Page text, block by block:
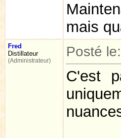
mais
Fred
Distillateur
(Administrateur)
Posté le:
C'est